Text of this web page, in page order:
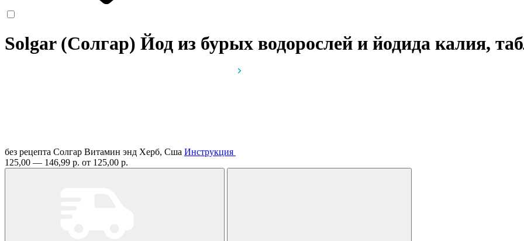
Solgar (Солгар) Йод из бурых водорослей и йодида калия,
без рецепта Солгар Витамин энд Херб, Сша Инструкция
125,00 — 146,99 р. от 125,00 р.